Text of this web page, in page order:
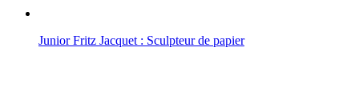
Junior Fritz Jacquet : Sculpteur de papier